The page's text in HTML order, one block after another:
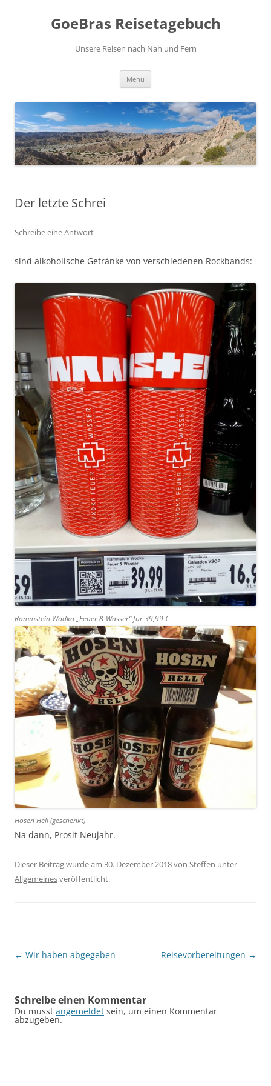
GoeBras Reisetagebuch
Unsere Reisen nach Nah und Fern
Menü
Der letzte Schrei
Schreibe eine Antwort
sind alkoholische Getränke von verschiedenen Rockbands:
Rammstein Wodka „Feuer & Wasser“ für 39,99 €
Hosen Hell (geschenkt)
Na dann, Prosit Neujahr.
Dieser Beitrag wurde am 30. Dezember 2018von Steffen unter
Allgemeinesveröffentlicht.
Beitragsnavigation
← Wir haben abgegeben Reisevorbereitungen →
Schreibe einen Kommentar
Du musst angemeldet sein, um einen Kommentar
abzugeben.